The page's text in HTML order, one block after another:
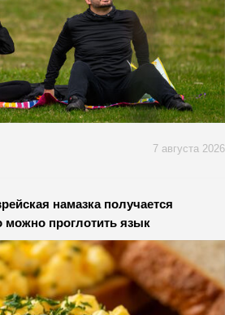
7 августа 2026
намазка получается
можно проглотить язык